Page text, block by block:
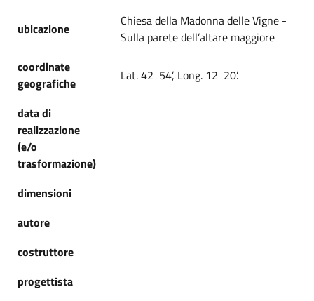
ubicazione
Chiesa della Madonna delle Vigne -
Sulla parete dell’altare maggiore
coordinate
geografiche
Lat. 42 54’, Long. 12 20’.
data di
realizzazione
(e/o
trasformazione)
dimensioni
autore
costruttore
progettista